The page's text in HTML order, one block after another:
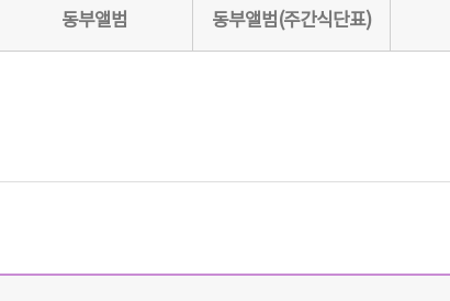
동부앨범 동부앨범(주간식단표)